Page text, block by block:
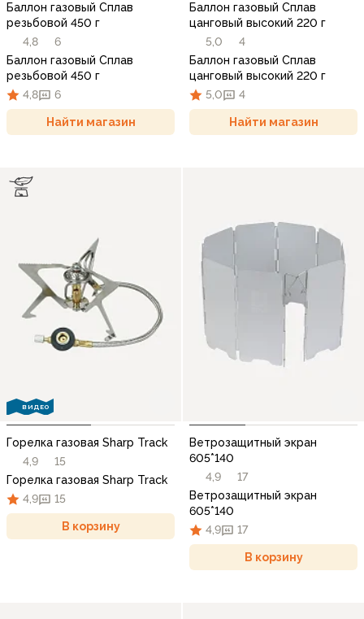
Баллон газовый Сплав
резьбовой 450 г
4,8
6
Баллон газовый Сплав
резьбовой 450 г
4,8
6
Найти магазин
Баллон газовый Сплав
цанговый высокий 220 г
5,0
4
Баллон газовый Сплав
цанговый высокий 220 г
5,0
4
Найти магазин
ВИДЕО
Горелка газовая Sharp Track
4,9
15
Горелка газовая Sharp Track
4,9
15
В корзину
Ветрозащитный экран
605*140
4,9
17
Ветрозащитный экран
605*140
4,9
17
В корзину